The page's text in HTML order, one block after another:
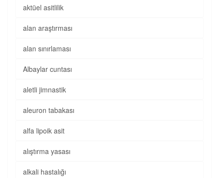
aktüel asitlilik
alan araştırması
alan sınırlaması
Albaylar cuntası
aletli jimnastik
aleuron tabakası
alfa lipoik asit
alıştırma yasası
alkali hastalığı